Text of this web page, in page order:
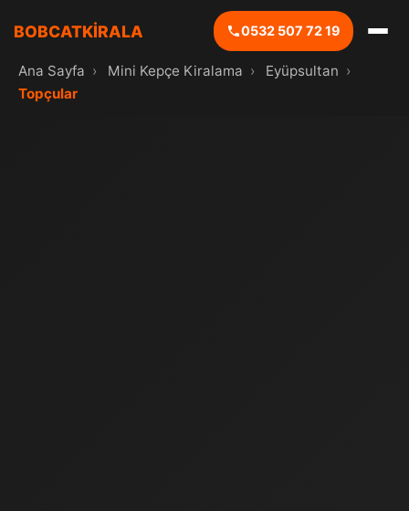
BOBCATKİRALA 0532 507 72 19
Ana Sayfa › Mini Kepçe Kiralama › Eyüpsultan ›
Topçular